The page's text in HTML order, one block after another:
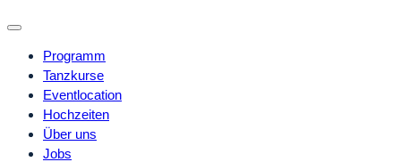
Programm
Tanzkurse
Eventlocation
Hochzeiten
Über uns
Jobs